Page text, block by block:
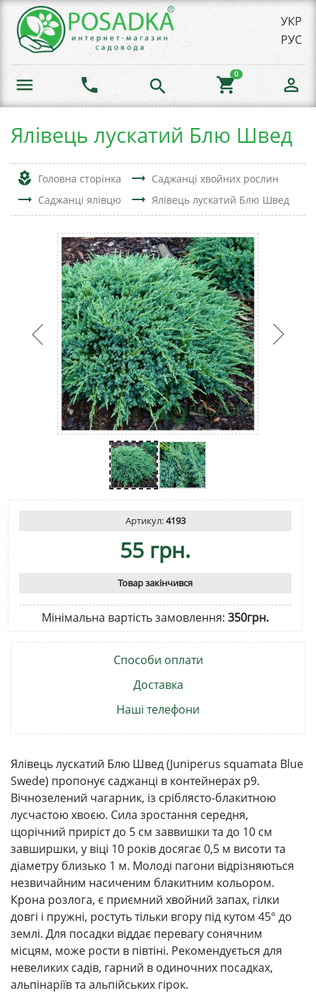
УКР
РУС
menu phone search shopping_cart
0
person_outline
Ялівець лускатий Блю Швед
local_florist Головна сторінка trending_flat Саджанці хвойних рослин
trending_flat Саджанці ялівцю trending_flat Ялівець лускатий Блю Швед
Артикул:4193
55 грн.
Товар закінчився
Мінімальна вартість замовлення: 350грн.
Способи оплати
Доставка
Наші телефони
Ялівець лускатий Блю Швед (Juniperus squamata Blue
Swede) пропонує саджанці в контейнерах р9.
Вічнозелений чагарник, із сріблясто-блакитною
лусчастою хвоєю. Сила зростання середня,
щорічний приріст до 5 см заввишки та до 10 см
завширшки, у віці 10 років досягає 0,5 м висоти та
діаметру близько 1 м. Молоді пагони відрізняються
незвичайним насиченим блакитним кольором.
Крона розлога, є приємний хвойний запах, гілки
довгі і пружні, ростуть тільки вгору під кутом 45° до
землі. Для посадки віддає перевагу сонячним
місцям, може рости в півтіні. Рекомендується для
невеликих садів, гарний в одиночних посадках,
альпінаріїв та альпійських гірок.